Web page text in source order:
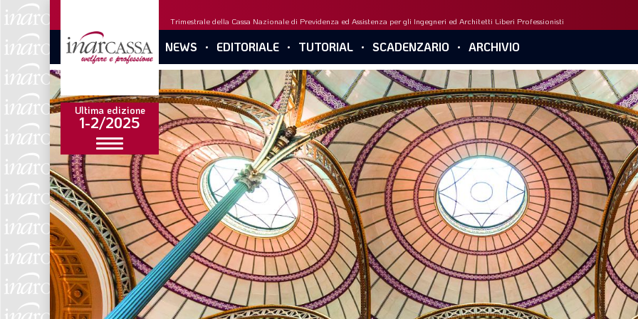
Ultima edizione
1-2/2025
Trimestrale della Cassa Nazionale di Previdenza ed Assistenza per gli Ingegneri ed Architetti Liberi Professionisti
NEWS EDITORIALE TUTORIAL SCADENZARIO ARCHIVIO